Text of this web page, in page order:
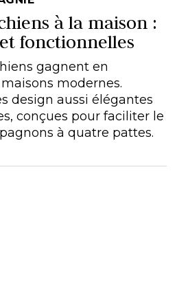
à la maison :
fonctionnelles
gagnent en
modernes.
design aussi élégantes
conçues pour faciliter le
à quatre pattes.